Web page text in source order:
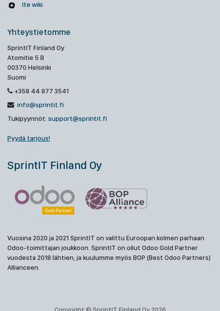
Ite wiki
Yhteystietomme
SprintIT Finland Oy
Atomitie 5 B
00370 Helsinki
Suomi
+358 44 977 3541
info@sprintit.fi
Tukipyynnöt: support@sprintit.fi
Pyydä tarjous!
SprintIT Finland Oy
Vuosina 2020 ja 2021 SprintIT on valittu Euroopan kolmen parhaan
Odoo-toimittajan joukkoon. SprintIT on ollut Odoo Gold Partner
vuodesta 2018 lähtien, ja kuulumme myös BOP (Best Odoo Partners)
Allianceen.
Copyright © SprintIT Finland Oy 2026